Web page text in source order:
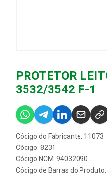
PROTETOR
3532/3542 F-1
Código do Fabricante: 11073
Código: 8231
Código NCM: 94032090
Código de Barras do